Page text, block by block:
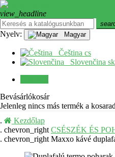
Bejelentkezés Facebookkal
close
Menü
view_headline
Nyelv: Magyar
Čeština cs
Slovenčina sk
Bevásárlókosár
Jelenleg nincs más termék a
Kezdőlap
chevron_right CSÉSZÉK ÉS
chevron_right Maxxo kávé